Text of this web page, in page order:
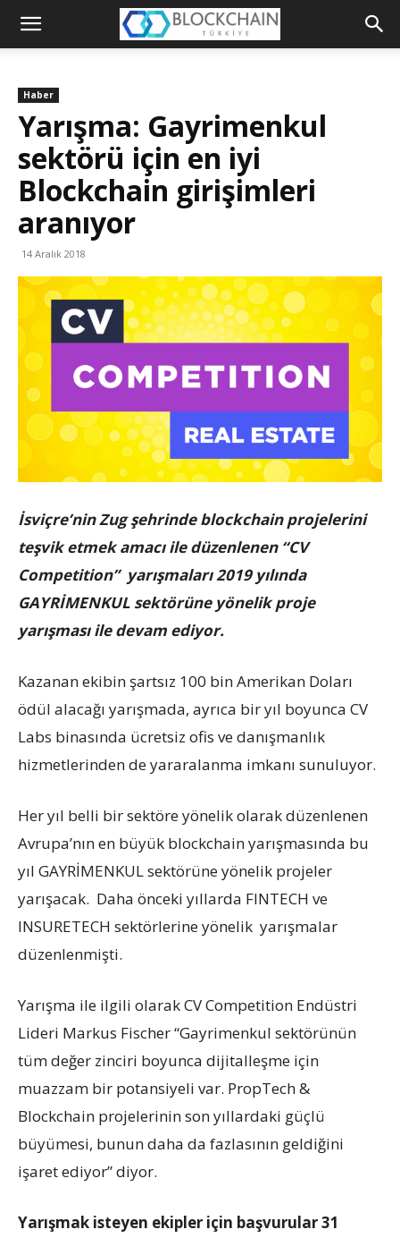
Blockchain
Haber
Yarışma: Gayrimenkul
sektörü için en iyi
Blockchain girişimleri
aranıyor
14 Aralık 2018
İsviçre’nin Zug şehrinde blockchain projelerini
teşvik etmek amacı ile düzenlenen “CV
Competition” yarışmaları 2019 yılında
GAYRİMENKUL sektörüne yönelik proje
yarışması ile devam ediyor.
Kazanan ekibin şartsız 100 bin Amerikan Doları
ödül alacağı yarışmada, ayrıca bir yıl boyunca CV
Labs binasında ücretsiz ofis ve danışmanlık
hizmetlerinden de yararalanma imkanı sunuluyor.
Her yıl belli bir sektöre yönelik olarak düzenlenen
Avrupa’nın en büyük blockchain yarışmasında bu
yıl GAYRİMENKUL sektörüne yönelik projeler
yarışacak. Daha önceki yıllarda FINTECH ve
INSURETECH sektörlerine yönelik yarışmalar
düzenlenmişti.
Yarışma ile ilgili olarak CV Competition Endüstri
Lideri Markus Fischer “Gayrimenkul sektörünün
tüm değer zinciri boyunca dijitalleşme için
muazzam bir potansiyeli var. PropTech &
Blockchain projelerinin son yıllardaki güçlü
büyümesi, bunun daha da fazlasının geldiğini
işaret ediyor” diyor.
Yarışmak isteyen ekipler için başvurular 31